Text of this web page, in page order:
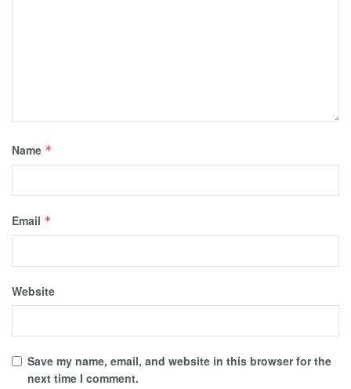
Name *
Email *
Website
Save my name, email, and website in this browser for the
next time I comment.